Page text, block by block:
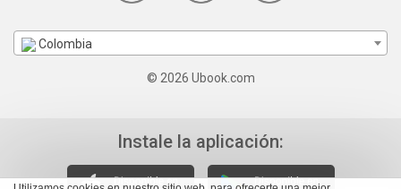
Colombia
© 2026 Ubook.com
Instale la aplicación: